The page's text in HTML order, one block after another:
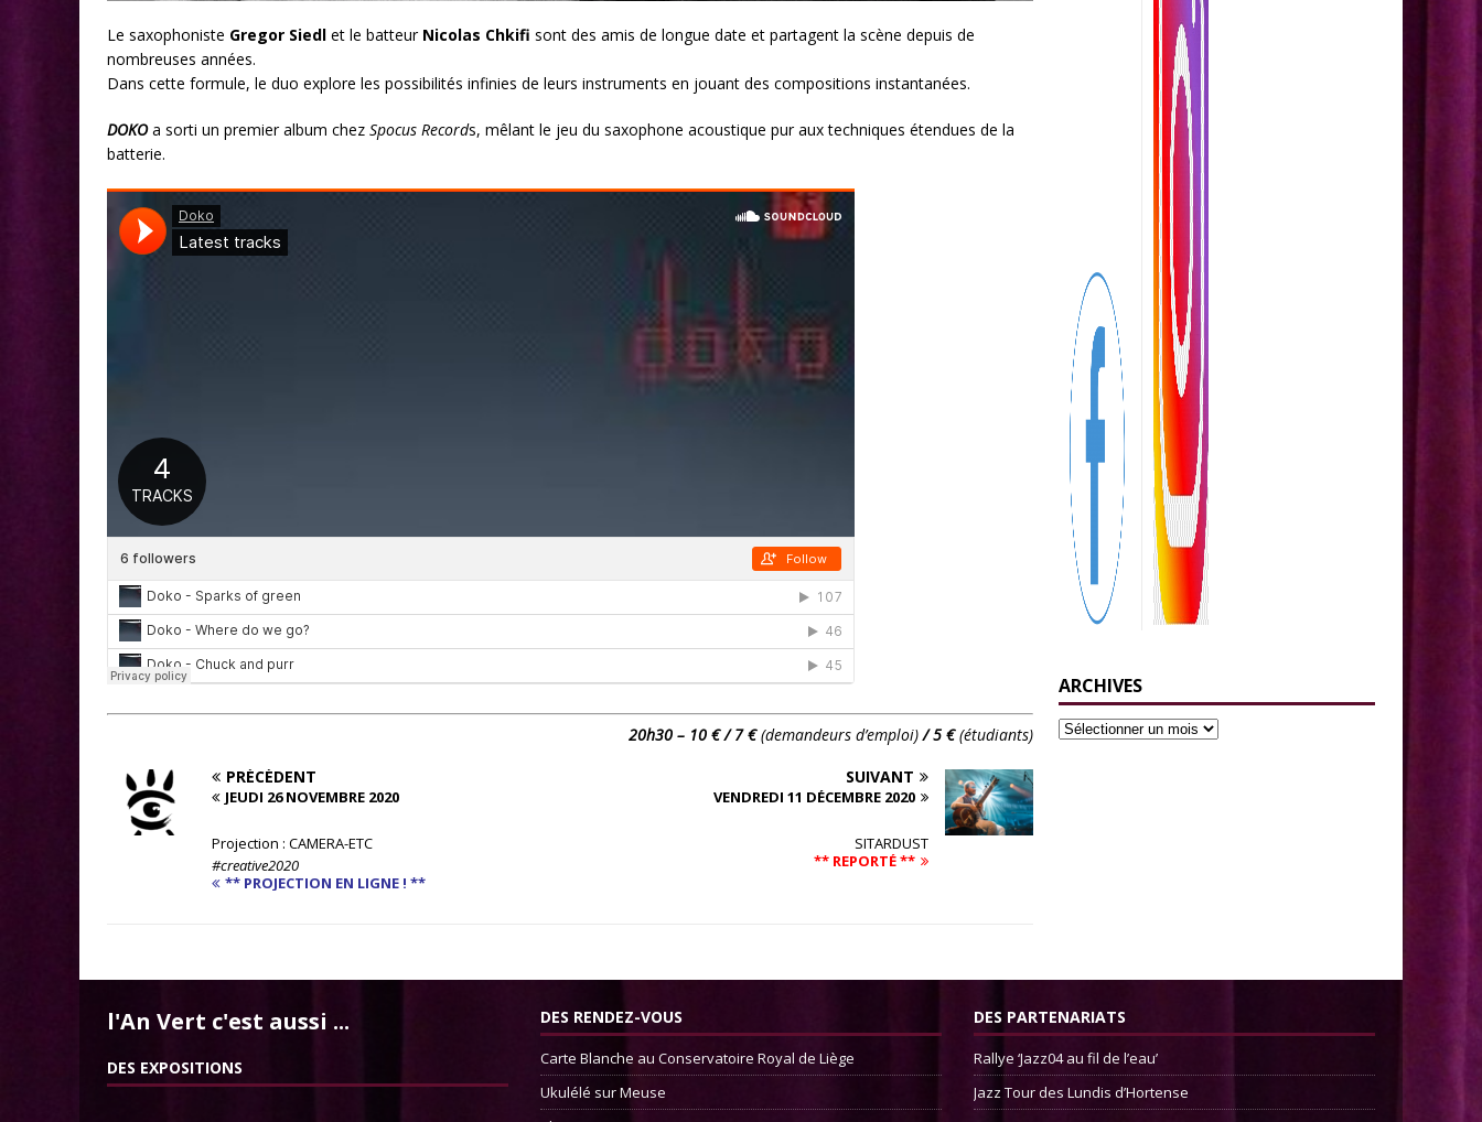
Le saxophoniste Gregor Siedl et le batteur Nicolas Chkifi sont des amis de longue date et partagent la scène depuis de
nombreuses années.
Dans cette formule, le duo explore les possibilités infinies de leurs instruments en jouant des compositions instantanées.
DOKOa sorti un premier album chez Spocus Records, mêlant le jeu du saxophone acoustique pur aux techniques étendues de la
batterie.
20h30 – 10 € / 7 €(demandeurs d’emploi)/ 5 €(étudiants)
PRÉCÉDENT
JEUDI 26 NOVEMBRE 2020
Projection : CAMERA-ETC
#creative2020
** PROJECTION EN LIGNE ! **
SUIVANT
VENDREDI 11 DÉCEMBRE 2020
SITARDUST
** REPORTÉ **
ARCHIVES
l'An Vert c'est aussi ...
DES EXPOSITIONS
DES RENDEZ-VOUS
Carte Blanche au Conservatoire Royal de Liège
Ukulélé sur Meuse
DES PARTENARIATS
Rallye ‘Jazz04 au fil de l’eau’
Jazz Tour des Lundis d’Hortense